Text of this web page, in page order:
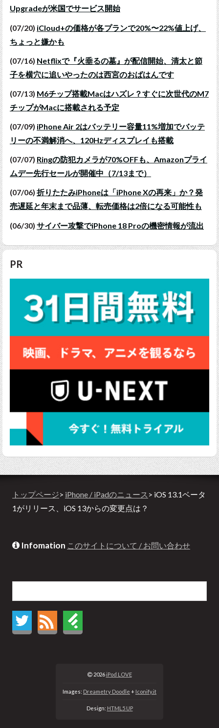
Upgradeが米国でサービス開始
(07/20) iCloud+の価格が各プランで20%〜22%値上げ、
ちょっと嫌かも
(07/16) Netflixで『火垂るの墓』が配信開始、清太と節
子を横穴に追いやったのは西宮のおばはんです
(07/13) M6チップ搭載Macはハズレ？すぐに次世代のM7
チップがMacに搭載される予定
(07/09) iPhone Air 2はバッテリー容量11%増加でバッテ
リーの不満解消へ、120Hzディスプレイも搭載
(07/07) Ringの防犯カメラが70%OFFも、Amazonプライ
ムデー先行セールが開催中（7/13まで）
(07/06) 折りたたみiPhoneは「iPhone Xの再来」か？発
売遅延と年末まで品薄、転売価格は2倍になる可能性も
(06/30) サイバー攻撃でiPhone 18 Proの機密情報が流出
PR
トップページ> iPhone / iPadのニュース > iOS 13.1ベータ
1がリリース、iOS 13からの変更点は？
Infomation このサイトについて / お問い合わせ
2026iPod LOVE
Images: Dreametry Doodle + Iconify.it
Design: HTML5 UP